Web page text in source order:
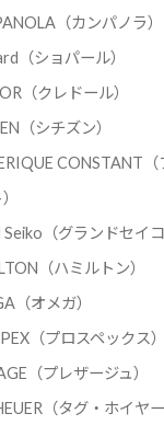
（カンパノラ）
（ショパール）
（クレドール）
（シチズン）
CONSTANT
（グランドセイコ
（ハミルトン）
（オメガ）
（プロスペックス）
（プレザージュ）
（タグ・ホイヤー